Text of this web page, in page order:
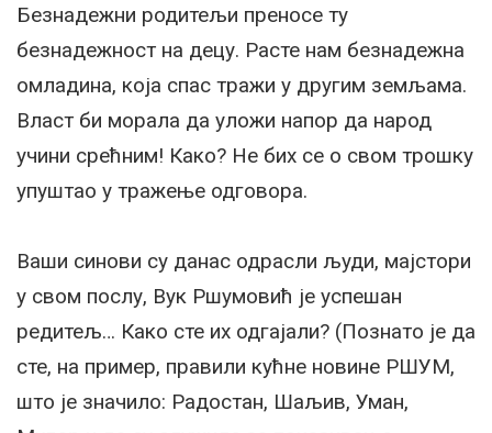
Безнадежни родитељи преносе ту
безнадежност на децу. Расте нам безнадежна
омладина, која спас тражи у другим земљама.
Власт би морала да уложи напор да народ
учини срећним! Како? Не бих се о свом трошку
упуштао у тражење одговора.
Ваши синови су данас одрасли људи, мајстори
у свом послу, Вук Ршумовић је успешан
редитељ… Како сте их одгајали? (Познато је да
сте, на пример, правили кућне новине РШУМ,
што је значило: Радостан, Шаљив, Уман,